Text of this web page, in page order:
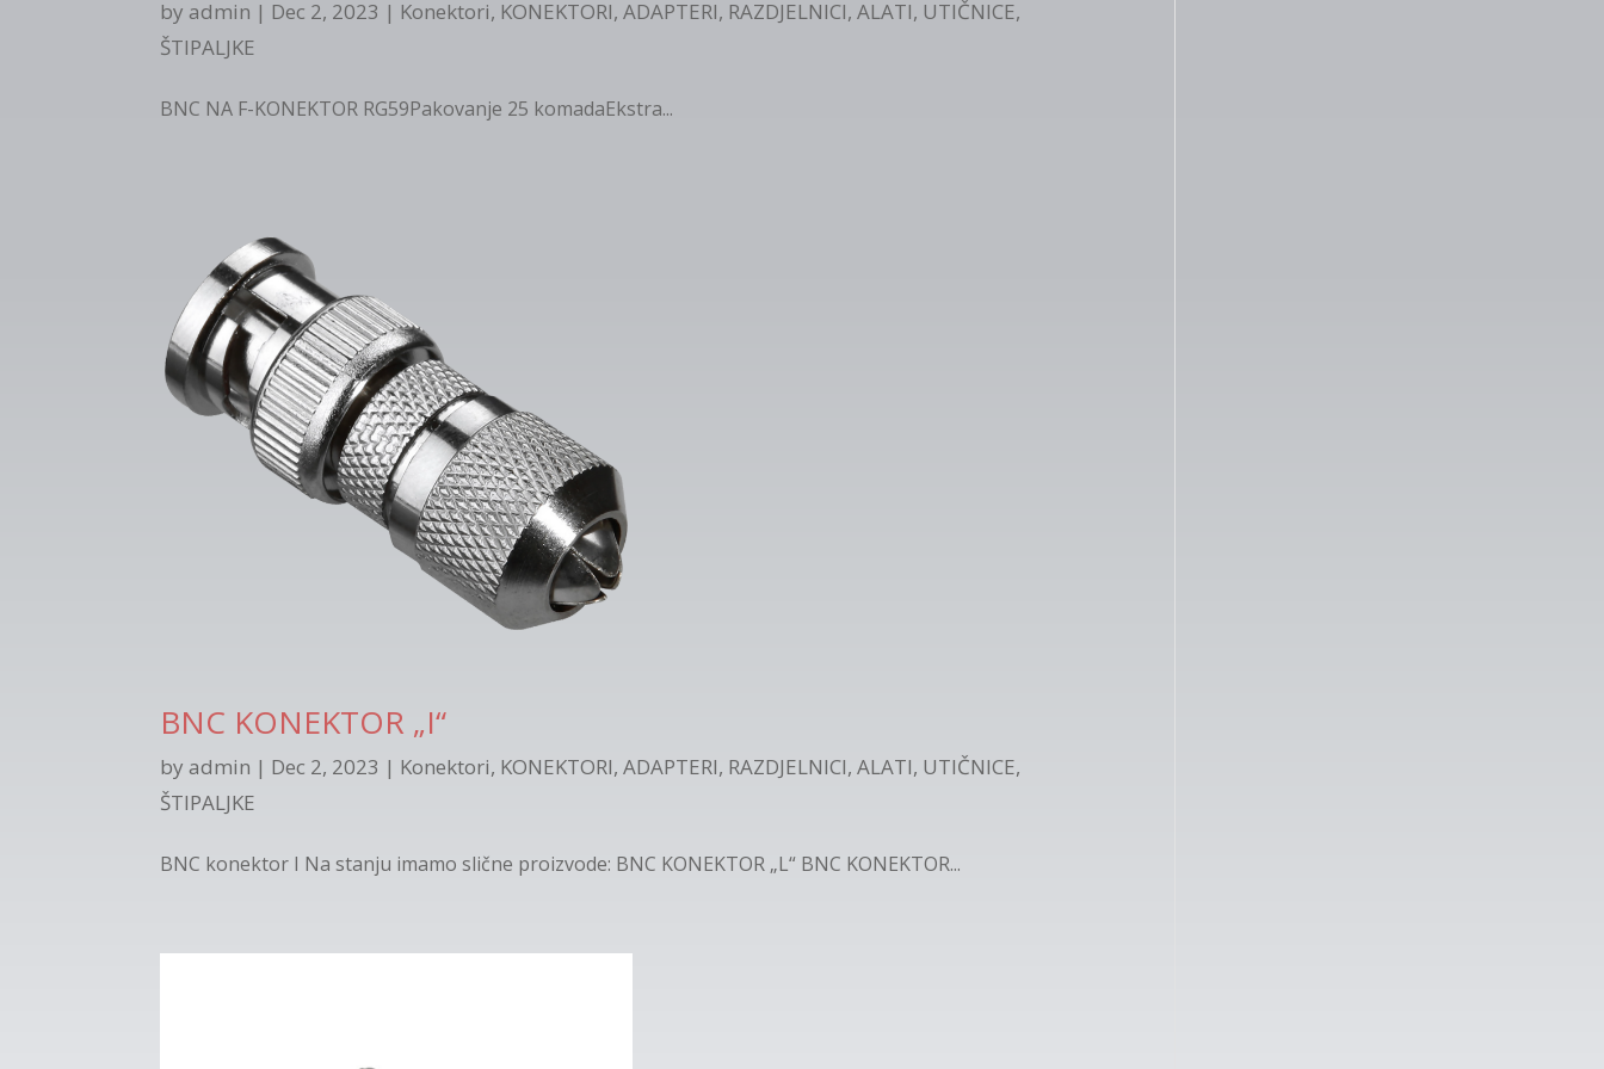
byadmin | Dec 2, 2023 | Konektori, KONEKTORI, ADAPTERI, RAZDJELNICI, ALATI, UTIČNICE,
ŠTIPALJKE
BNC NA F-KONEKTOR RG59Pakovanje 25 komadaEkstra...
BNC KONEKTOR „I“
byadmin | Dec 2, 2023 | Konektori, KONEKTORI, ADAPTERI, RAZDJELNICI, ALATI, UTIČNICE,
ŠTIPALJKE
BNC konektor I Na stanju imamo slične proizvode: BNC KONEKTOR „L“ BNC KONEKTOR...